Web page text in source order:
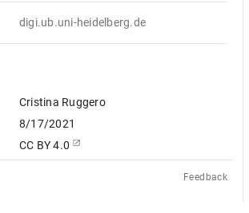
digi.ub.uni-heidelberg.de
Cristina Ruggero
8/17/2021
CC BY 4.0
Feedback